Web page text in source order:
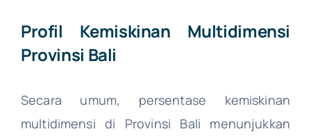
Kontak
Nangroe Aceh Darussalam
Sumatera Barat
Profil Kemiskinan Multidimensi
Provinsi Bali
Secara umum, persentase kemiskinan
multidimensi di Provinsi Bali menunjukkan